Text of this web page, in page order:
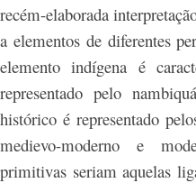
recém-elaborada
a elementos de diferentes
elemento indígena é
representado pelo
histórico é representado
medievo-moderno e
primitivas seriam aquelas